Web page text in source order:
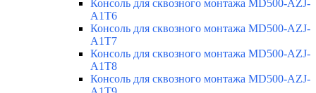
Консоль для сквозного монтажа MD500-AZJ-
A1T6
Консоль для сквозного монтажа MD500-AZJ-
A1T7
Консоль для сквозного монтажа MD500-AZJ-
A1T8
Консоль для сквозного монтажа MD500-AZJ-